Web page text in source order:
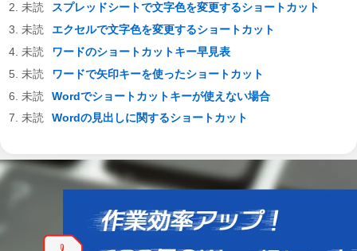
スプレッドシートで文字色を変更するショートカット
エクセルで文字色を変更するショートカット
ワードのショートカットキー早見表
ワードで矢印キーを使ったショートカット
Wordでショートカットキーが使えない場合
Wordの見出しに関するショートカット